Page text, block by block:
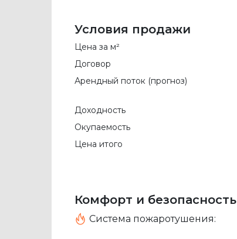
Условия продажи
Цена за м²
Договор
Арендный поток (прогноз)
Доходность
Окупаемость
Цена итого
Комфорт и безопасность
Система пожаротушения: